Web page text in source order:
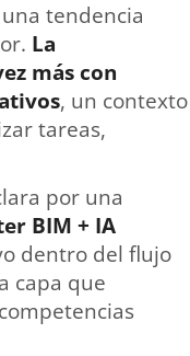
tendencia
La
más con
, un contexto
tareas,
por una
BIM + IA
dentro del flujo
capa que